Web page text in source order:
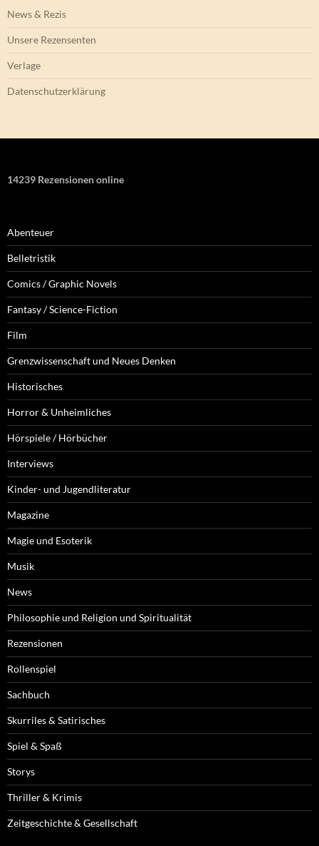
News & Rezis
Unsere Rezensenten
Verlage
Datenschutzerklärung
14239 Rezensionen online
Abenteuer
Belletristik
Comics / Graphic Novels
Fantasy / Science-Fiction
Film
Grenzwissenschaft und Neues Denken
Historisches
Horror & Unheimliches
Hörspiele / Hörbücher
Interviews
Kinder- und Jugendliteratur
Magazine
Magie und Esoterik
Musik
News
Philosophie und Religion und Spiritualität
Rezensionen
Rollenspiel
Sachbuch
Skurriles & Satirisches
Spiel & Spaß
Storys
Thriller & Krimis
Zeitgeschichte & Gesellschaft